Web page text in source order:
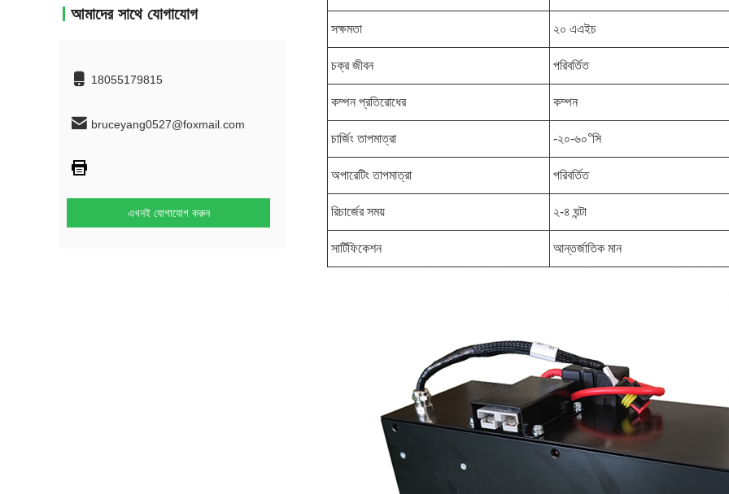
আমাদের সাথে যোগাযোগ
18055179815
bruceyang0527@foxmail.com
এখনই যোগাযোগ করুন
সক্ষমতা ২০ এএইচ
চক্র জীবন পরিবর্তিত
কম্পন প্রতিরোধের কম্পন
চার্জিং তাপমাত্রা -২০-৬০°সি
অপারেটিং তাপমাত্রা পরিবর্তিত
রিচার্জের সময় ২-৪ ঘন্টা
সার্টিফিকেশন আন্তর্জাতিক মান